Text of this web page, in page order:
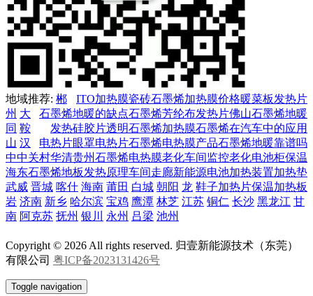
暖菜板发热片
瓷砖石墨烯加热膜价格
ITO加热膜
佛山石墨烯地暖
石墨烯芳纶布发热片
石墨烯地暖的缺点
石墨烯在汽车中的应用
透明石墨烯加热膜
发热硅胶片
石墨烯地暖靠谱吗
石墨烯电热膜产品
眼罩电热片
电热片
电池柜保温
老化
监控
老化车间
贵州石墨烯电热膜
中关村华清
加热垫
新能源电池加热装置
车间走廊
石墨烯地板发热原理
保温加热板
鞋子加热片
地域推荐: 郴
州 大
同 鞍
山 汉
中
海东
武威 晋城 喀什 海南 莆田 白城 朝阳 龙
岩 济南 新乡 哈尔滨 宝鸡 鹰潭 林芝 江苏 铜仁 长沙 黑龙江 甘
南 阿克苏 抚州 银川 永州 吕梁 池州
Copyright © 2026 All rights reserved. 归壹新能源技术（东莞）
有限公司 粤ICP备2023131426号
Toggle navigation